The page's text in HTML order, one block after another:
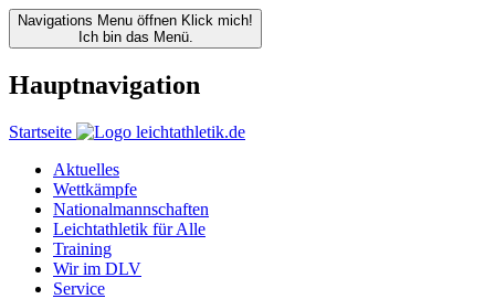
Navigations Menu öffnen Klick mich!
Ich bin das Menü.
Hauptnavigation
Startseite
Aktuelles
Wettkämpfe
Nationalmannschaften
Leichtathletik für Alle
Training
Wir im DLV
Service